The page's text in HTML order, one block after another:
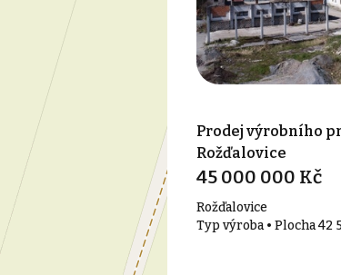
Prodej výrobního
Rožďalovice
45 000 000 Kč
Rožďalovice
Typ výroba • Plocha 42